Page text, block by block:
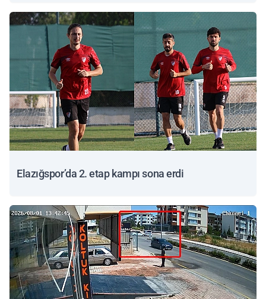
Elazığspor’da 2. etap kampı sona erdi